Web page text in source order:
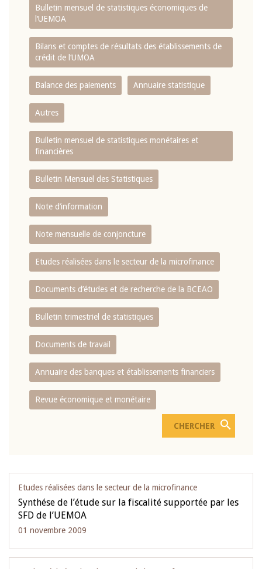
Bulletin mensuel de statistiques économiques de
l‘UEMOA
Bilans et comptes de résultats des établissements de
crédit de l‘UMOA
Balance des paiements Annuaire statistique
Autres
Bulletin mensuel de statistiques monétaires et
financières
Bulletin Mensuel des Statistiques
Note d’information
Note mensuelle de conjoncture
Etudes réalisées dans le secteur de la microfinance
Documents d’études et de recherche de la BCEAO
Bulletin trimestriel de statistiques
Documents de travail
Annuaire des banques et établissements financiers
Revue économique et monétaire
Etudes réalisées dans le secteur de la microfinance
Synthése de l’étude sur la fiscalité supportée par les
SFD de l’UEMOA
01 novembre 2009